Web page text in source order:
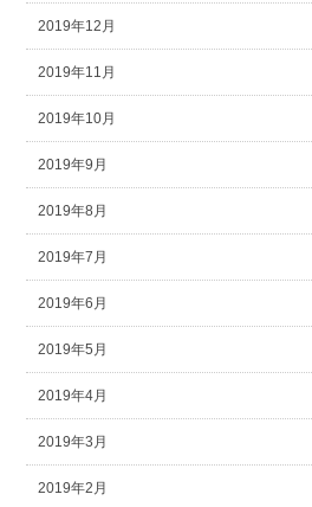
2019年12月
2019年11月
2019年10月
2019年9月
2019年8月
2019年7月
2019年6月
2019年5月
2019年4月
2019年3月
2019年2月